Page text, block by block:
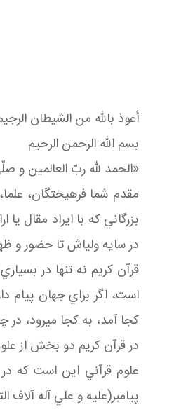
أعوذ بالله من الشيطان
بسم الله الرحمن الرحيم
«الحمد لله ربّ العالمين و
مقدم شما فرهيختگان،
بزرگاني که با ايراد مقال
در سايه ولي اش تا حضور
قرآن کريم نه تنها در
است، اگر براي جهان پيام
کجا آمد، به کجا مي
در قرآن کريم دو بخش از
علوم قرآني اين است که
پيامبر(عليه و علي آله